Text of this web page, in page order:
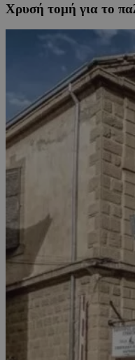
Χρυσή τομή για το